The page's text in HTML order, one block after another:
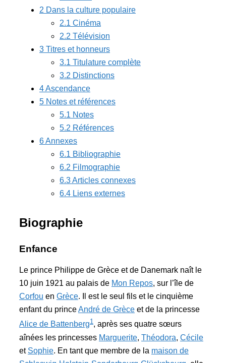
2 Dans la culture populaire
2.1 Cinéma
2.2 Télévision
3 Titres et honneurs
3.1 Titulature complète
3.2 Distinctions
4 Ascendance
5 Notes et références
5.1 Notes
5.2 Références
6 Annexes
6.1 Bibliographie
6.2 Filmographie
6.3 Articles connexes
6.4 Liens externes
Biographie
Enfance
Le prince Philippe de Grèce et de Danemark naît le
10 juin 1921 au palais de Mon Repos, sur l’île de
Corfou en Grèce. Il est le seul fils et le cinquième
enfant du princeAndré de Grèce et de la princesse
Alice de Battenberg1, après ses quatre sœurs
aînées les princesses Marguerite, Théodora, Cécile
et Sophie. En tant que membre de la maison de